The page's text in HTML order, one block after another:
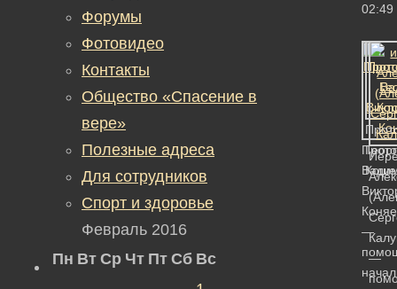
02:49
—
—
Форумы
Фотовидео
Контакты
Общество «Спасение в
вере»
Полезные адреса
Для сотрудников
Спорт и здоровье
Февраль 2016
Пн Вт Ср Чт Пт Сб Вс